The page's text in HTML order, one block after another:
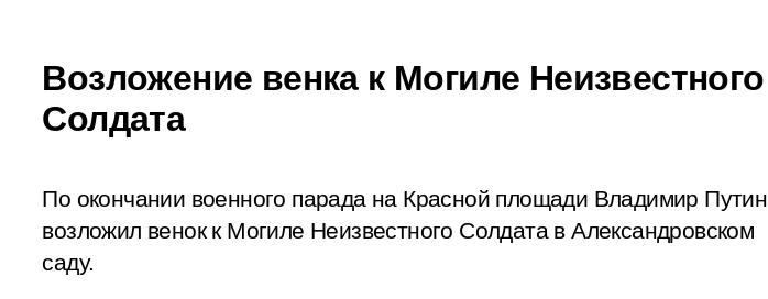
Возложение венка к Могиле Неизвестного
Солдата
По окончании военного парада на Красной площади Владимир Путин
возложил венок к Могиле Неизвестного Солдата в Александровском
саду.